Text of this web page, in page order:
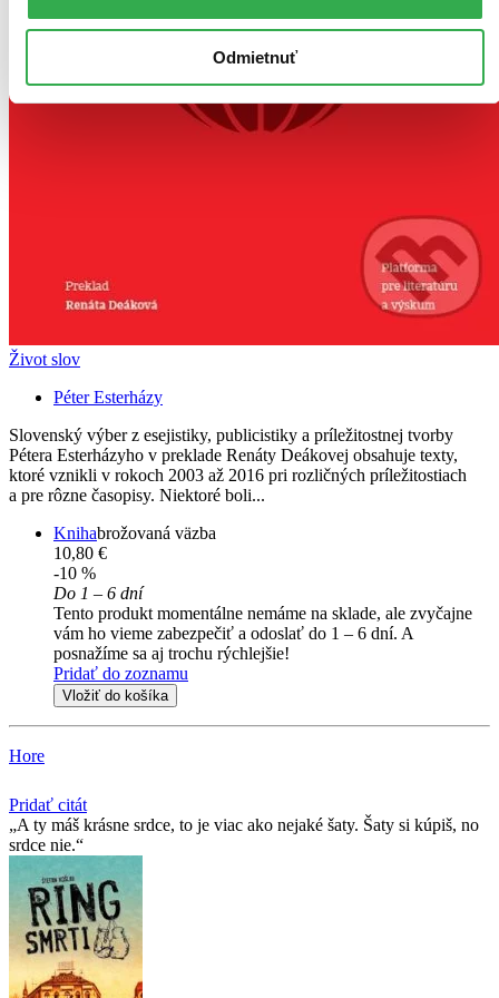
Odmietnuť
Život slov
Péter Esterházy
Slovenský výber z esejistiky, publicistiky a príležitostnej tvorby
Pétera Esterházyho v preklade Renáty Deákovej obsahuje texty,
ktoré vznikli v rokoch 2003 až 2016 pri rozličných príležitostiach
a pre rôzne časopisy. Niektoré boli...
Knihabrožovaná väzba
10,80 €
-10 %
Do 1 – 6 dní
Tento produkt momentálne nemáme na sklade, ale zvyčajne
vám ho vieme zabezpečiť a odoslať do 1 – 6 dní. A
posnažíme sa aj trochu rýchlejšie!
Pridať do zoznamu
Vložiť do košíka
Hore
Pridať citát
A ty máš krásne srdce, to je viac ako nejaké šaty. Šaty si kúpiš, no
srdce nie.